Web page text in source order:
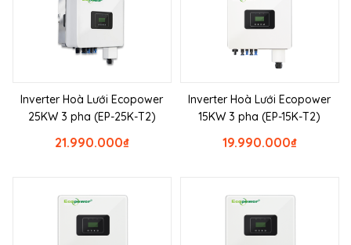
Inverter Hoà Lưới Ecopower
25KW 3 pha (EP-25K-T2)
₫
21.990.000
Inverter Hoà Lưới Ecopower
15KW 3 pha (EP-15K-T2)
₫
19.990.000